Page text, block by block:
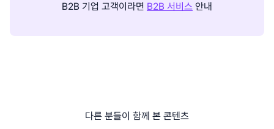
B2B 기업 고객이라면 B2B 서비스 안내
다른 분들이 함께 본 콘텐츠